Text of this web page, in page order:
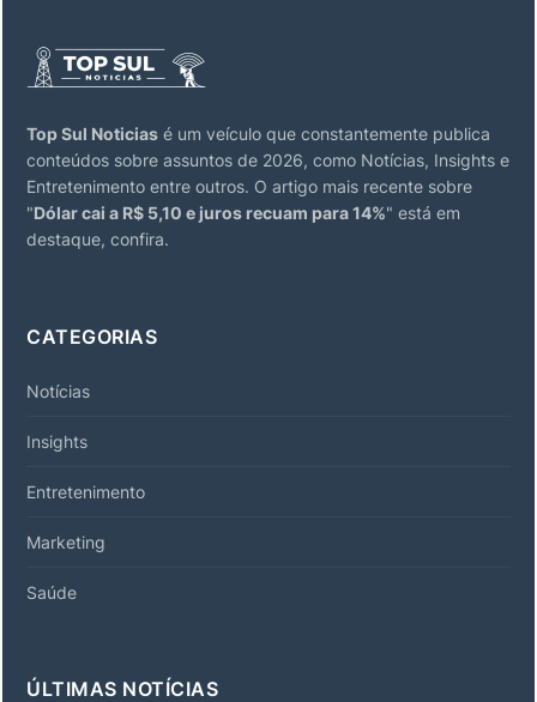
Top Sul Noticias é um veículo que constantemente publica
conteúdos sobre assuntos de 2026, como Notícias, Insights e
Entretenimento entre outros. O artigo mais recente sobre
"Dólar cai a R$ 5,10 e juros recuam para 14%" está em
destaque, confira.
CATEGORIAS
Notícias
Insights
Entretenimento
Marketing
Saúde
ÚLTIMAS NOTÍCIAS